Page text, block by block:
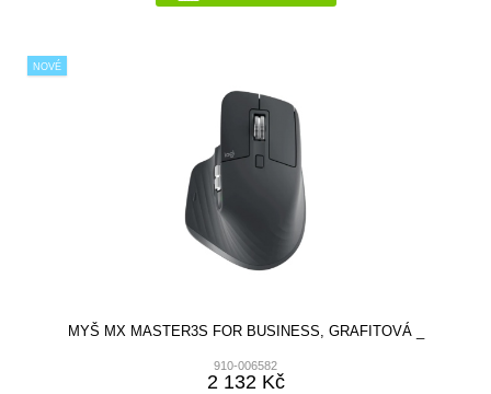
NOVÉ
MYŠ MX MASTER3S FOR BUSINESS, GRAFITOVÁ _
910-006582
2 132 Kč